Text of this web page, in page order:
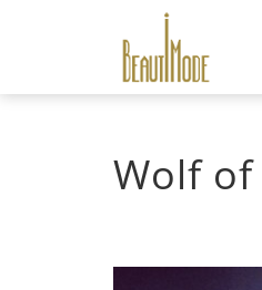
Wolf